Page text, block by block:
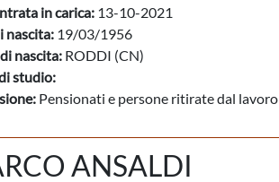
in carica: 13-10-2021
nascita: 19/03/1956
nascita: RODDI (CN)
studio:
Pensionati e persone ritirate dal lavoro
ANSALDI